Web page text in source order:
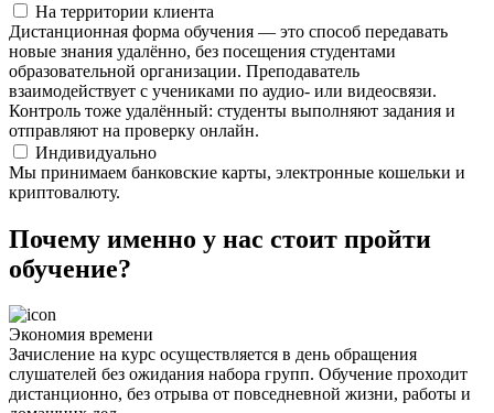
На территории клиента
Дистанционная форма обучения — это способ передавать
новые знания удалённо, без посещения студентами
образовательной организации. Преподаватель
взаимодействует с учениками по аудио- или видеосвязи.
Контроль тоже удалённый: студенты выполняют задания и
отправляют на проверку онлайн.
Индивидуально
Мы принимаем банковские карты, электронные кошельки и
криптовалюту.
Почему именно у нас стоит пройти
обучение?
Экономия времени
Зачисление на курс осуществляется в день обращения
слушателей без ожидания набора групп. Обучение проходит
дистанционно, без отрыва от повседневной жизни, работы и